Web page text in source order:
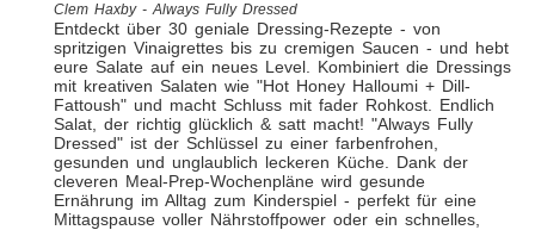
Clem Haxby - Always Fully Dressed
Entdeckt über 30 geniale Dressing-Rezepte - von
spritzigen Vinaigrettes bis zu cremigen Saucen - und hebt
eure Salate auf ein neues Level. Kombiniert die Dressings
mit kreativen Salaten wie "Hot Honey Halloumi + Dill-
Fattoush" und macht Schluss mit fader Rohkost. Endlich
Salat, der richtig glücklich & satt macht! "Always Fully
Dressed" ist der Schlüssel zu einer farbenfrohen,
gesunden und unglaublich leckeren Küche. Dank der
cleveren Meal-Prep-Wochenpläne wird gesunde
Ernährung im Alltag zum Kinderspiel - perfekt für eine
Mittagspause voller Nährstoffpower oder ein schnelles,